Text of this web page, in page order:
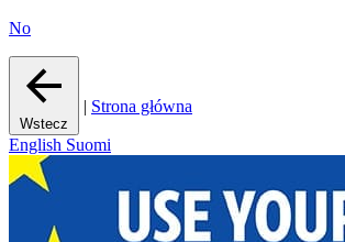
No
Wstecz
| Strona główna
English Suomi